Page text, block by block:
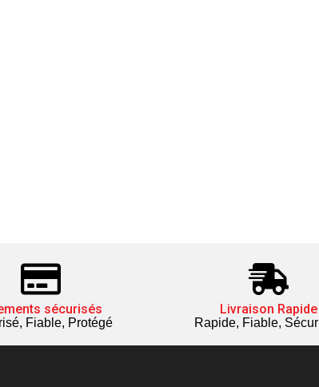
sécurisés
Fiable, Protégé
Livraison Rapide
Rapide, Fiable,